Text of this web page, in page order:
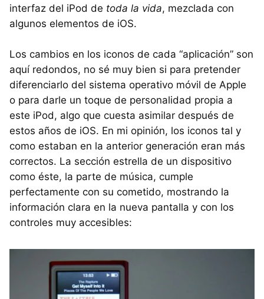
interfaz del iPod de toda la vida, mezclada con
algunos elementos de iOS.
Los cambios en los iconos de cada “aplicación” son
aquí redondos, no sé muy bien si para pretender
diferenciarlo del sistema operativo móvil de Apple
o para darle un toque de personalidad propia a
este iPod, algo que cuesta asimilar después de
estos años de iOS. En mi opinión, los iconos tal y
como estaban en la anterior generación eran más
correctos. La sección estrella de un dispositivo
como éste, la parte de música, cumple
perfectamente con su cometido, mostrando la
información clara en la nueva pantalla y con los
controles muy accesibles: